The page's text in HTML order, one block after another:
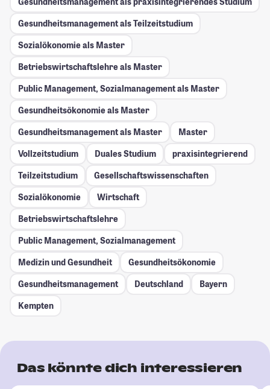
Gesundheitsmanagement als Teilzeitstudium
Sozialökonomie als Master
Betriebswirtschaftslehre als Master
Public Management, Sozialmanagement als Master
Gesundheitsökonomie als Master
Gesundheitsmanagement als Master
Master
Vollzeitstudium
Duales Studium
praxisintegrierend
Teilzeitstudium
Gesellschafts­wissenschaften
Sozialökonomie
Wirtschaft
Betriebswirtschaftslehre
Public Management, Sozialmanagement
Medizin und Gesundheit
Gesundheitsökonomie
Gesundheitsmanagement
Deutschland
Bayern
Kempten
Das könnte dich interessieren